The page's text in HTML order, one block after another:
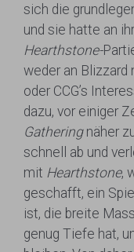
sich die
und sie hatte an
Hearthstone-
weder an Blizzard
oder CCG’s
dazu, vor einiger
Gatheringnäher
schnell ab und
mit Hearthstone,
geschafft, ein
ist, die breite
genug Tiefe hat,